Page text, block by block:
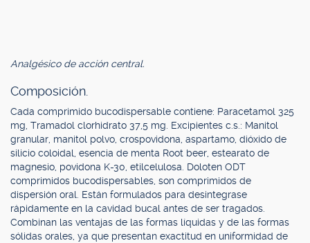
Analgésico de acción central.
Composición.
Cada comprimido bucodispersable contiene: Paracetamol 325
mg, Tramadol clorhidrato 37,5 mg. Excipientes c.s.: Manitol
granular, manitol polvo, crospovidona, aspartamo, dióxido de
silicio coloidal, esencia de menta Root beer, estearato de
magnesio, povidona K-30, etilcelulosa. Doloten ODT
comprimidos bucodispersables, son comprimidos de
dispersión oral. Están formulados para desintegrase
rápidamente en la cavidad bucal antes de ser tragados.
Combinan las ventajas de las formas líquidas y de las formas
sólidas orales, ya que presentan exactitud en uniformidad de